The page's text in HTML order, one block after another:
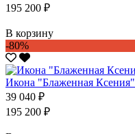
195 200 ₽
В корзину
-80%
Икона "Блаженная Ксения"
39 040 ₽
195 200 ₽